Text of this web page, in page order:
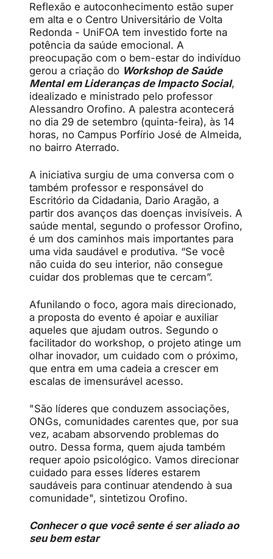
Reflexão e autoconhecimento estão super
em alta e o Centro Universitário de Volta
Redonda - UniFOA tem investido forte na
potência da saúde emocional. A
preocupação com o bem-estar do indivíduo
gerou a criação do Workshop de Saúde
Mental em Lideranças de Impacto Social,
idealizado e ministrado pelo professor
Alessandro Orofino. A palestra acontecerá
no dia 29 de setembro (quinta-feira), às 14
horas, no Campus Porfírio José de Almeida,
no bairro Aterrado.
A iniciativa surgiu de uma conversa com o
também professor e responsável do
Escritório da Cidadania, Dario Aragão, a
partir dos avanços das doenças invisíveis. A
saúde mental, segundo o professor Orofino,
é um dos caminhos mais importantes para
uma vida saudável e produtiva. “Se você
não cuida do seu interior, não consegue
cuidar dos problemas que te cercam”.
Afunilando o foco, agora mais direcionado,
a proposta do evento é apoiar e auxiliar
aqueles que ajudam outros. Segundo o
facilitador do workshop, o projeto atinge um
olhar inovador, um cuidado com o próximo,
que entra em uma cadeia a crescer em
escalas de imensurável acesso.
"São líderes que conduzem associações,
ONGs, comunidades carentes que, por sua
vez, acabam absorvendo problemas do
outro. Dessa forma, quem ajuda também
requer apoio psicológico. Vamos direcionar
cuidado para esses líderes estarem
saudáveis para continuar atendendo à sua
comunidade", sintetizou Orofino.
Conhecer o que você sente é ser aliado ao
seu bem estar